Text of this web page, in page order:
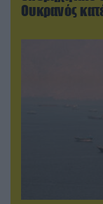
Ουκρανός